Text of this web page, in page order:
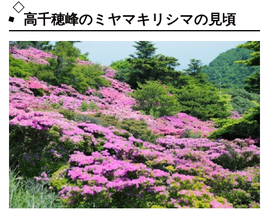
高千穂峰のミヤマキリシマの見頃